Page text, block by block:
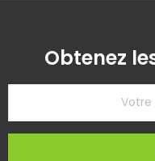
Obtenez